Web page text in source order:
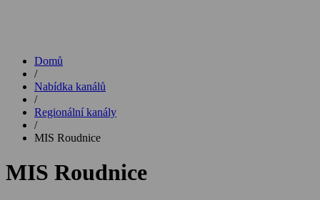
Domů
/
Nabídka kanálů
/
Regionální kanály
/
MIS Roudnice
MIS Roudnice